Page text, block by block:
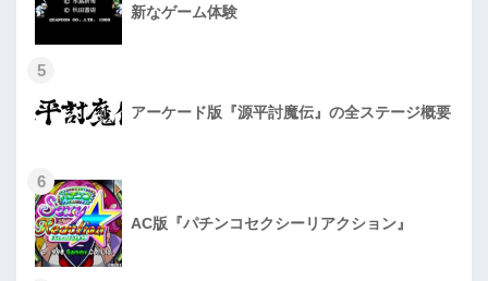
新なゲーム体験
5
アーケード版『源平討魔伝』の全ステージ概要
6
AC版『パチンコセクシーリアクション』